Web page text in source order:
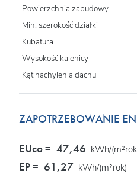
Powierzchnia zabudowy
Min. szerokość działki
Kubatura
Wysokość kalenicy
Kąt nachylenia dachu
ZAPOTRZEBOWANIE
EUco = 47,46 kWh/
EP = 61,27 kWh/(m²rok)